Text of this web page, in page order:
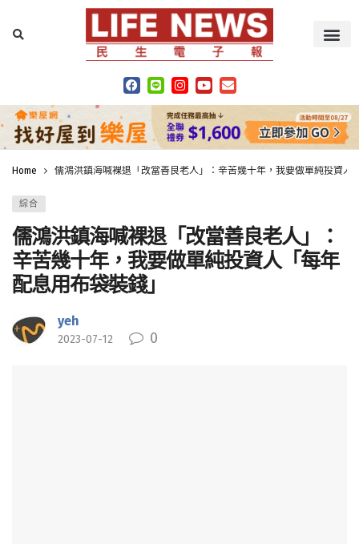
Home 儒鴻洪鎮海喊裸退「改當善良老人」：辛苦幾十年，我要做單純投資人
綜合
儒鴻洪鎮海喊裸退「改當善良老人」：
辛苦幾十年，我要做單純投資人「每年
配息用布袋裝錢」
yeh
2023-07-12 0